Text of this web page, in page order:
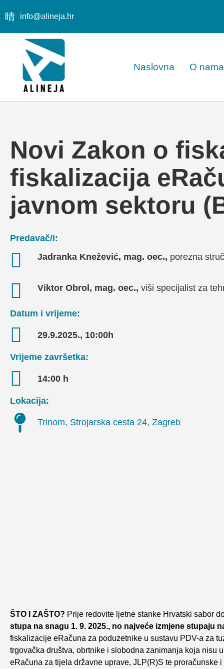
info@alineja.hr
Naslovna O nama
Novi Zakon o
fiskalizacija
javnom sektoru
Predavač/i:
Jadranka Knežević, mag. oec., porezna
Viktor Obrol, mag. oec., viši specijalist za
Datum i vrijeme:
29.9.2025., 10:00h
Vrijeme završetka:
14:00 h
Lokacija:
Trinom, Strojarska cesta 24, Zagreb
ŠTO I ZAŠTO? Prije redovite ljetne stanke Hrvatski sabor
stupa na snagu 1. 9. 2025., no najveće izmjene stupaju
fiskalizacije eRačuna za poduzetnike u sustavu PDV-a za
trgovačka društva, obrtnike i slobodna zanimanja koja nisu
eRačuna za tijela državne uprave, JLP(R)S te